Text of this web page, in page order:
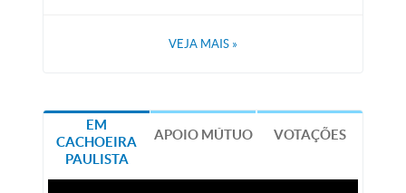
VEJA MAIS »
EM
CACHOEIRA
PAULISTA
APOIO MÚTUO VOTAÇÕES